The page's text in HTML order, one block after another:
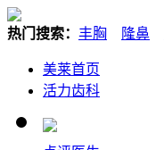
热门搜索： 丰胸 隆鼻
美莱首页
活力齿科